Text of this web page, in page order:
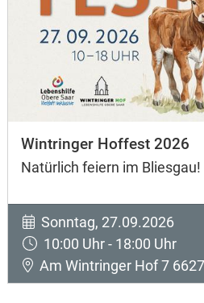
Wintringer Hoffest 2026
Natürlich feiern im Bliesgau!
Sonntag, 27.09.2026
10:00 Uhr - 18:00 Uhr
Am Wintringer Hof 7